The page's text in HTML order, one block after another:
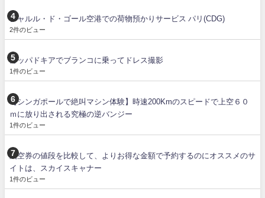
シャルル・ド・ゴール空港での荷物預かりサービス パリ(CDG)
2件のビュー
カッパドキアでブランコに乗ってドレス撮影
1件のビュー
【シンガポールで絶叫マシン体験】時速200Kmのスピードで上空６０
ｍに放り出される究極の逆バンジー
1件のビュー
航空券の値段を比較して、よりお得な金額で予約するのにオススメのサ
イトは、スカイスキャナー
1件のビュー